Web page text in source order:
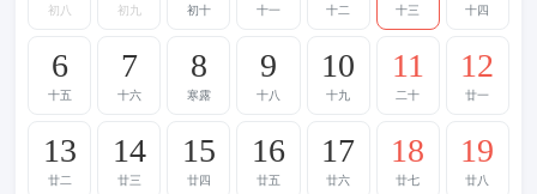
初八 初九 初十 十一 十二 十三 十四
6
十五
7
十六
8
寒露
9
十八
10
十九
11
二十
12
廿一
13
廿二
14
廿三
15
廿四
16
廿五
17
廿六
18
廿七
19
廿八